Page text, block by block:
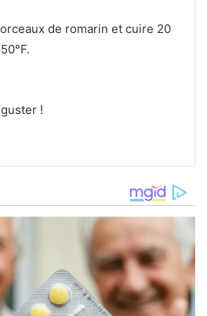
de romarin et cuire 20
!